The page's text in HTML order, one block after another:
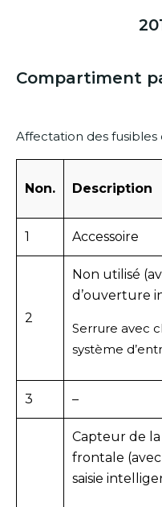
Compartiment
Affectation des fusibles
Non. Description
1 Accessoire
2
Non utilisé
d’ouverture
Serrure avec
système
3 –
Capteur de la
frontale
saisie